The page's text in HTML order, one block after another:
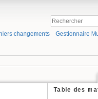
changements Gestionnaire
Table des